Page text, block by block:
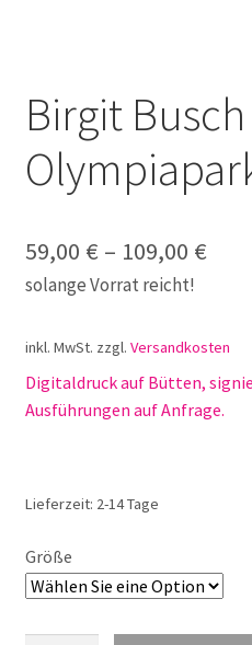
Mein Konto
Warenkorb
Birgit Busch
59,00 € – 109,00 €
solange Vorrat reicht!
inkl. MwSt. zzgl. Versandkosten
Digitaldruck auf Bütten,
Ausführungen auf Anfrage.
Lieferzeit: 2-14 Tage
Größe